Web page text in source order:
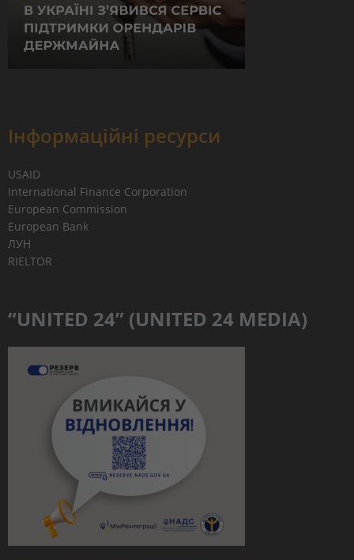
Інформаційні ресурси
USAID
International Finance Corporation
European Commission
European Bank
ЛУН
RIELTOR
“UNITED 24” (UNITED 24 MEDIA)